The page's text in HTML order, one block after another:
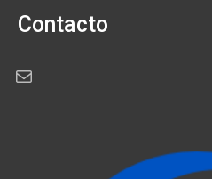
Contacto
Correo electrónico